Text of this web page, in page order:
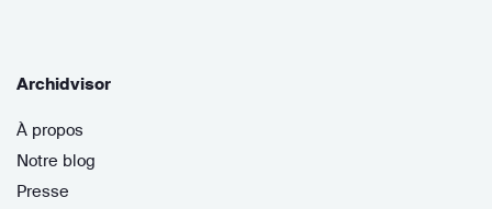
Archidvisor
À propos
Notre blog
Presse